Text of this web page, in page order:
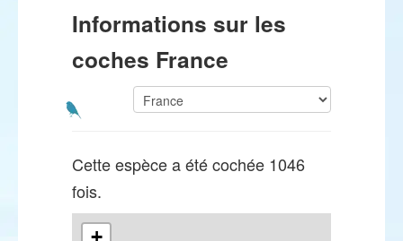
Informations sur les
coches France
Cette espèce a été cochée 1046
fois.